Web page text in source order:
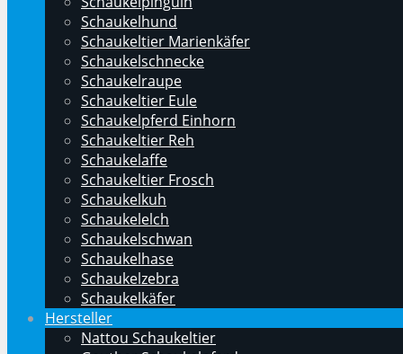
Schaukelhund
Schaukeltier Marienkäfer
Schaukelschnecke
Schaukelraupe
Schaukeltier Eule
Schaukelpferd Einhorn
Schaukeltier Reh
Schaukelaffe
Schaukeltier Frosch
Schaukelkuh
Schaukelelch
Schaukelschwan
Schaukelhase
Schaukelzebra
Schaukelkäfer
Hersteller
Nattou Schaukeltier